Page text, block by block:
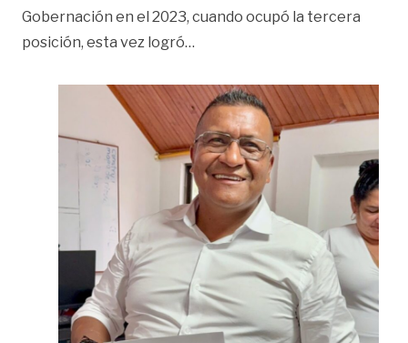
Gobernación en el 2023, cuando ocupó la tercera
posición, esta vez logró…